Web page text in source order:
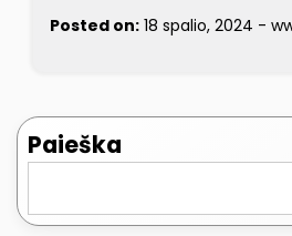
Posted on: 18 spalio, 2024 -
Paieška